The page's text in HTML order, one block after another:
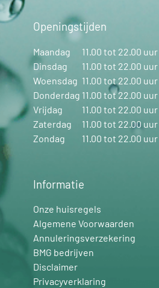
Openingstijden
Maandag
11.00 tot 22.00 uur
Dinsdag
11.00 tot 22.00 uur
Woensdag 11.00 tot 22.00 uur
Donderdag 11.00 tot 22.00 uur
Vrijdag
11.00 tot 22.00 uur
Zaterdag
11.00 tot 22.00 uur
Zondag
11.00 tot 22.00 uur
Informatie
Onze huisregels
Algemene Voorwaarden
Annuleringsverzekering
BMG bedrijven
Disclaimer
Privacyverklaring